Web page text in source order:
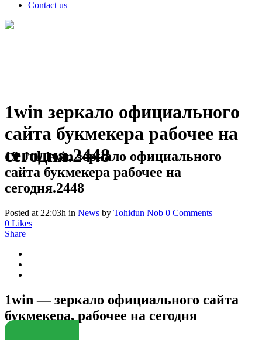
Contact us
1win зеркало официального
сайта букмекера рабочее на
сегодня.2448
19 Jul1win зеркало официального
сайта букмекера рабочее на
сегодня.2448
Posted at 22:03h in News by Tohidun Nob 0 Comments
0 Likes
Share
1win — зеркало официального сайта
букмекера, рабочее на сегодня